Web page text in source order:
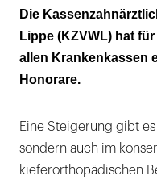
Die
Lippe (KZVWL) hat
allen Krankenkassen
Honorare.
Eine Steigerung gibt
sondern auch im
kieferorthopädischen